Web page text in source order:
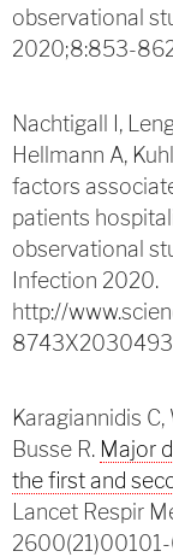
observational
2020;8:853-
Nachtigall I,
Hellmann A,
factors
patients
observational
Infection 2020.
http://
Karagiannidis C,
Busse R. Major
the first and
Lancet Respir
2600(21)00101-